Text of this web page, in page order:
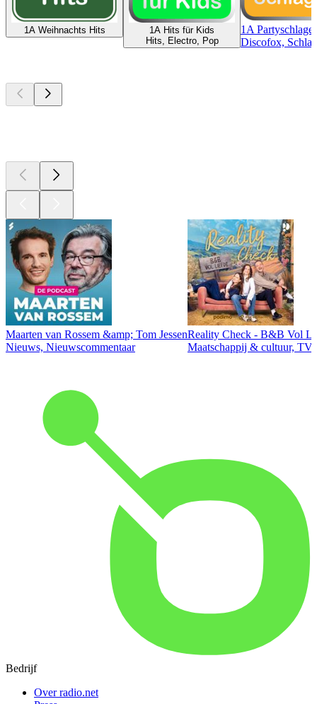
1A Weihnachts Hits
1A Hits für Kids
Hits, Electro, Pop
1A Partyschlager
Discofox,
Maarten van Rossem &amp; Tom Jessen
Nieuws, Nieuwscommentaar
Reality Check - B&B Vol
Maatschappij & cultuur,
Bedrijf
Over radio.net